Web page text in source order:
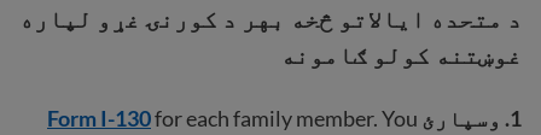
د متحده ایالاتو څخه بهر د کورنۍ غړو لپاره
غوښتنه کولو ګامونه
1. وسپارئ Form I-130for each family member. You